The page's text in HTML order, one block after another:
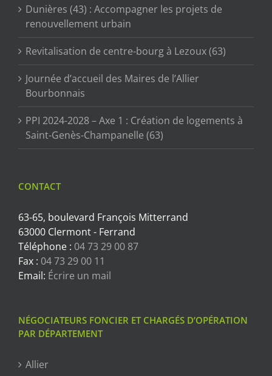
Dunières (43) : Accompagner les projets de
renouvellement urbain
Revitalisation de centre-bourg à Lezoux (63)
Journée d’accueil des Maires de l’Allier
Bourbonnais
PPI 2024-2028 – Axe 1 : Création de logements à
Saint-Genès-Champanelle (63)
CONTACT
63-65, boulevard François Mitterrand
63000 Clermont - Ferrand
Téléphone : 04 73 29 00 87
Fax : 04 73 29 00 11
Email: Écrire un mail
NÉGOCIATEURS FONCIER ET CHARGÉS D’OPÉRATION
PAR DÉPARTEMENT
Allier